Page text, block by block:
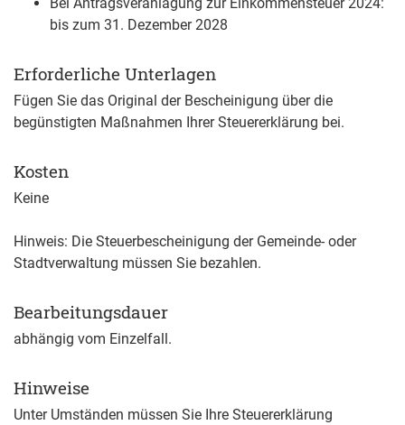
bis zum 31. Dezember 2028
Erforderliche Unterlagen
Fügen Sie das Original der Bescheinigung über die
begünstigten Maßnahmen Ihrer Steuererklärung bei.
Kosten
Keine
Hinweis: Die Steuerbescheinigung der Gemeinde- oder
Stadtverwaltung müssen Sie bezahlen.
Bearbeitungsdauer
abhängig vom Einzelfall.
Hinweise
Unter Umständen müssen Sie Ihre Steuererklärung